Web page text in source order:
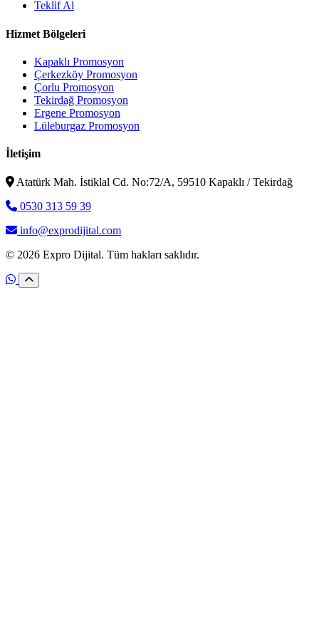
Teklif Al
Hizmet Bölgeleri
Kapaklı Promosyon
Çerkezköy Promosyon
Çorlu Promosyon
Tekirdağ Promosyon
Ergene Promosyon
Lüleburgaz Promosyon
İletişim
Atatürk Mah. İstiklal Cd. No:72/A, 59510 Kapaklı / Tekirdağ
0530 313 59 39
info@exprodijital.com
© 2026 Expro Dijital. Tüm hakları saklıdır.